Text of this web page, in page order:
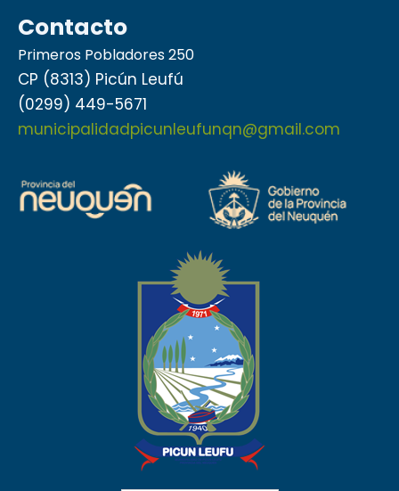
Contacto
Primeros Pobladores 250
CP (8313) Picún Leufú
(0299) 449-5671
municipalidadpicunleufunqn@gmail.com